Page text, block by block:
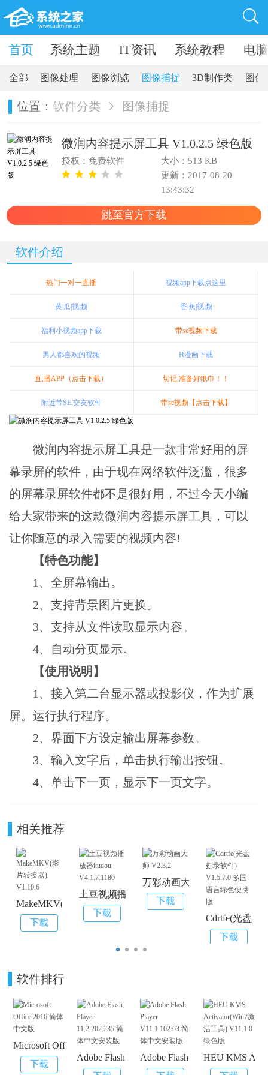
软件 系统主题 IT资讯 系统教程 电
首页
全部 图像处理 图像浏览 图像捕捉 3D制作类 图像
位置： 软件分类 图像捕捉
微润内容提示屏工具 V1.0.2.5 绿色版
授权：免费软件
大小：513 KB
更新：2017-08-20
13:43:32
跳至官方下载
软件介绍
热门一对一直播 视频app下载点这里
黄|瓜|视|频 香|蕉|视|频
福利小视频app下载 带se视频下载
男人都喜欢的视频 H漫画下载
直,播APP（点击下载） 切记,准备好纸巾！！
附近带SE,交友软件 带se视频【点击下载】
微润内容提示屏工具是一款非常好用的屏
幕录屏的软件，由于现在网络软件泛滥，很多
的屏幕录屏软件都不是很好用，不过今天小编
给大家带来的这款微润内容提示屏工具，可以
让你随意的录入需要的视频内容!
【特色功能】
1、全屏幕输出。
2、支持背景图片更换。
3、支持从文件读取显示内容。
4、自动分页显示。
【使用说明】
1、接入第二台显示器或投影仪，作为扩展
屏。运行执行程序。
2、界面下方设定输出屏幕参数。
3、输入文字后，单击执行输出按钮。
4、单击下一页，显示下一页文字。
相关推荐
MakeMKV(影片转换器) V1.10.6
土豆视频播放器itudou V4.1.7.1180
万彩动画大师 V2.3.2
Cdrtfe(光盘刻
软件排行
Microsoft Office 2016 简体中文版
Adobe Flash Player 11.2.202.235 简体中文安装
Adobe Flash PlayerHEU KMS